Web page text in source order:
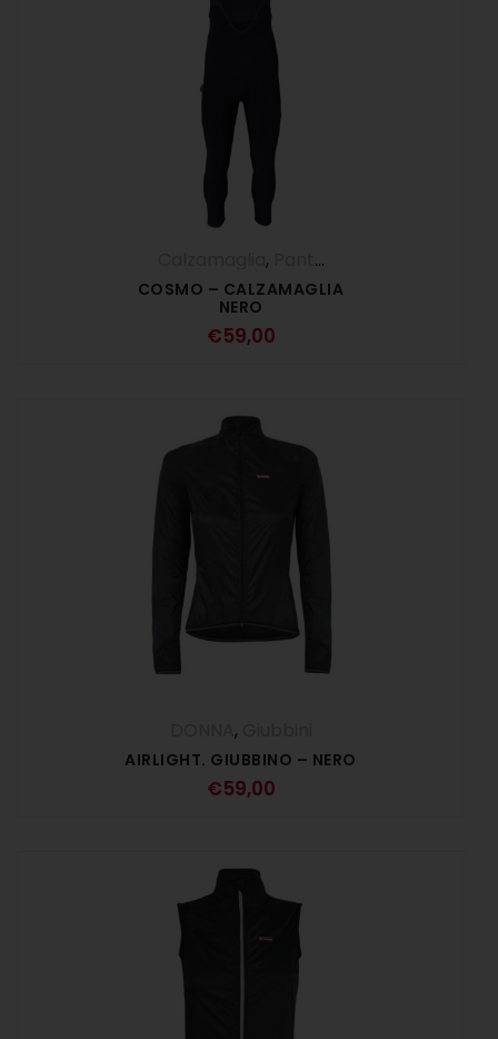
,
COSMO – CALZAMAGLIA
NERO
€59,00
,
AIRLIGHT. GIUBBINO – NERO
€59,00